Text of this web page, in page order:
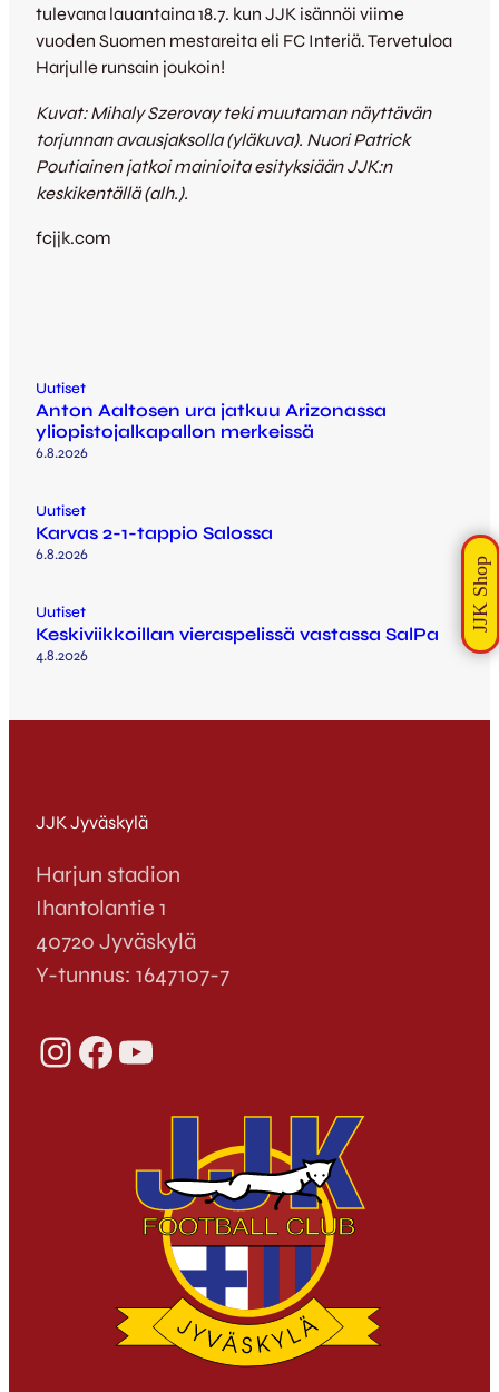
tulevana lauantaina 18.7. kun JJK isännöi viime
vuoden Suomen mestareita eli FC Interiä. Tervetuloa
Harjulle runsain joukoin!
Kuvat: Mihaly Szerovay teki muutaman näyttävän
torjunnan avausjaksolla (yläkuva). Nuori Patrick
Poutiainen jatkoi mainioita esityksiään JJK:n
keskikentällä (alh.).
fcjjk.com
Uutiset
Anton Aaltosen ura jatkuu Arizonassa
yliopistojalkapallon merkeissä
6.8.2026
Uutiset
Karvas 2-1-tappio Salossa
6.8.2026
Uutiset
Keskiviikkoillan vieraspelissä vastassa SalPa
4.8.2026
JJK Jyväskylä
Harjun stadion
Ihantolantie 1
40720 Jyväskylä
Y-tunnus: 1647107-7
InstagramFacebook YouTube